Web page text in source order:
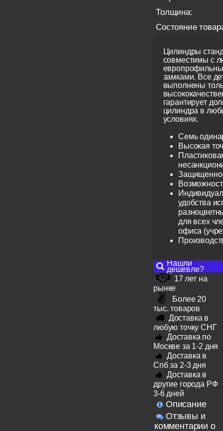
Толщина:
Состояние
Цилиндры
совместимы с
замками. Все
выполнены
гарантирует
цилиндра в
условиях.
Семь
Высокая
удобства
для всех
офиса
Нашли
дешевле?
17 лет на
рынке
Более 20
тыс. товаров
Доставка в
любую точку СНГ
Доставка по
Москве за 1-2 дня
Доставка в
Спб за 2-3 дня
Доставка в
другие города РФ
3-6 дней
Описание
Отзывы и
комментарии о